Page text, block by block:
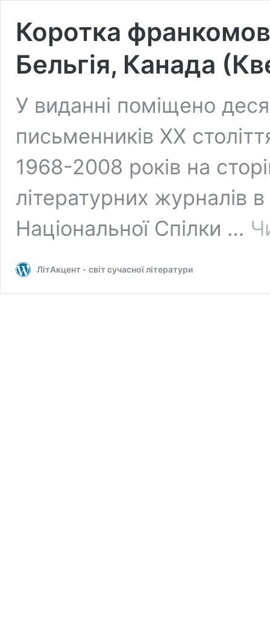
Коротка
Бельгія, Канада
У виданні поміщено
письменників ХХ
1968-2008 років на
літературних журналів в
Національної Спілки …
ЛітАкцент - світ сучасної літератури